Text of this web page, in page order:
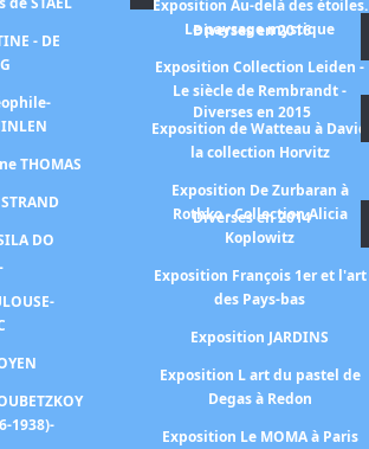
- DE
THOMAS
DO
1938)-
Exposition Au-delà des étoiles.
Le paysage mystique
Exposition Collection Leiden -
Le siècle de Rembrandt -
Exposition de Watteau à David
la collection Horvitz
Exposition De Zurbaran à
Rothko - Collection Alicia
Koplowitz
Exposition François 1er et l'art
des Pays-bas
Exposition JARDINS
Exposition L art du pastel de
Degas à Redon
Exposition Le MOMA à Paris
Diverses en 2016
Diverses en 2015
Diverses en 2014